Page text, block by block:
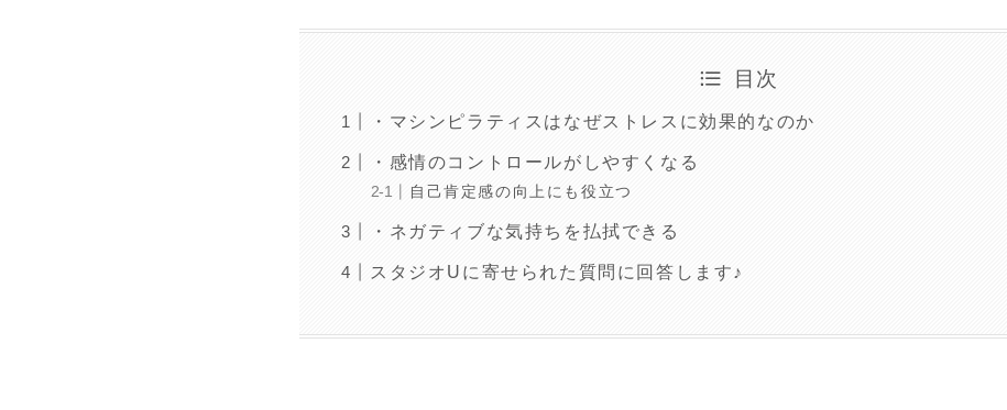
目次
・マシンピラティスはなぜストレスに効果的なのか
・感情のコントロールがしやすくなる
自己肯定感の向上にも役立つ
・ネガティブな気持ちを払拭できる
スタジオUに寄せられた質問に回答します♪